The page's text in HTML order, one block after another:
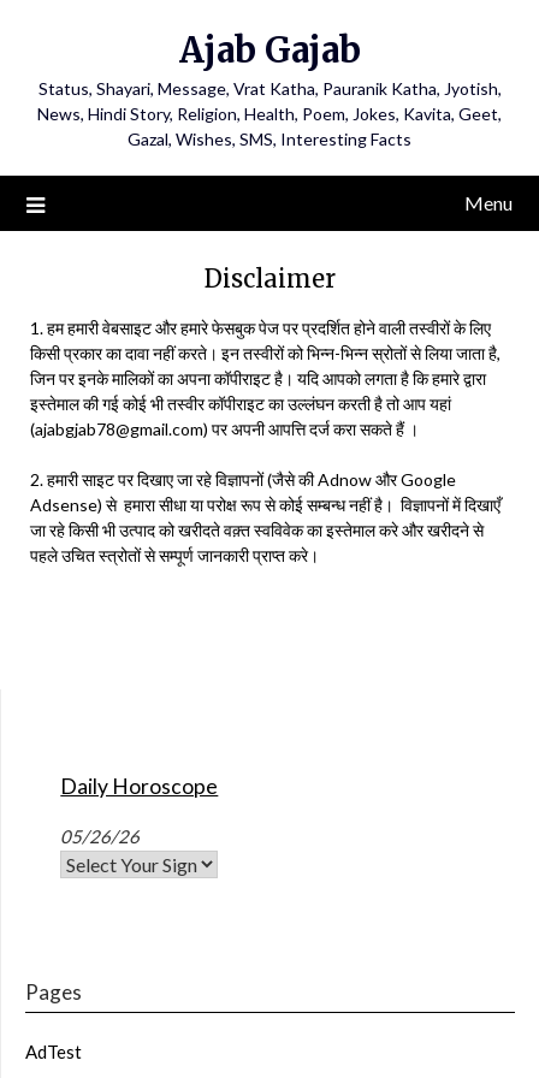
Ajab Gajab
Status, Shayari, Message, Vrat Katha, Pauranik Katha, Jyotish,
News, Hindi Story, Religion, Health, Poem, Jokes, Kavita, Geet,
Gazal, Wishes, SMS, Interesting Facts
Menu
Disclaimer
1. हम हमारी वेबसाइट और हमारे फेसबुक पेज पर प्रदर्शित होने वाली तस्वीरों के लिए
किसी प्रकार का दावा नहीं करते। इन तस्वीरों को भिन्न-भिन्न स्रोतों से लिया जाता है,
जिन पर इनके मालिकों का अपना कॉपीराइट है। यदि आपको लगता है कि हमारे द्वारा
इस्तेमाल की गई कोई भी तस्वीर कॉपीराइट का उल्लंघन करती है तो आप यहां
(ajabgjab78@gmail.com) पर अपनी आपत्ति दर्ज करा सकते हैं ।
2. हमारी साइट पर दिखाए जा रहे विज्ञापनों (जैसे की Adnow और Google
Adsense) से हमारा सीधा या परोक्ष रूप से कोई सम्बन्ध नहीं है। विज्ञापनों में दिखाएँ
जा रहे किसी भी उत्पाद को खरीदते वक़्त स्वविवेक का इस्तेमाल करे और खरीदने से
पहले उचित स्त्रोतों से सम्पूर्ण जानकारी प्राप्त करे।
Daily Horoscope
05/26/26
Pages
AdTest